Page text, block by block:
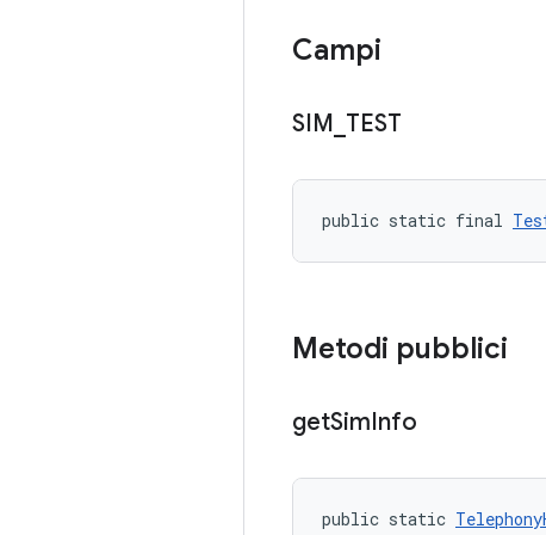
Campi
SIM TEST
public static final
Metodi pubblici
getSimInfo
public static